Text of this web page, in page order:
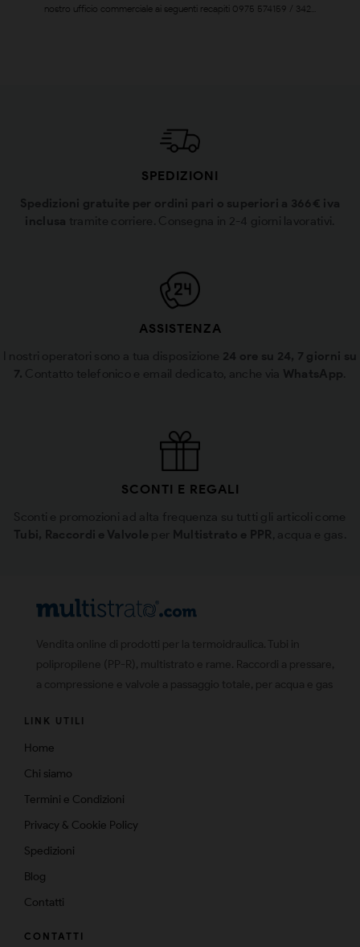
nostro ufficio commerciale ai seguenti recapiti 0975 574159 / 342...
SPEDIZIONI
Spedizioni gratuite per ordini pari o superiori a 366€ iva
inclusa tramite corriere. Consegna in 2-4 giorni lavorativi.
ASSISTENZA
I nostri operatori sono a tua disposizione 24 ore su 24, 7 giorni su
7. Contatto telefonico e email dedicato, anche via WhatsApp
SCONTI E REGALI
Sconti e promozioni ad alta frequenza su tutti gli articoli come
Tubi, Raccordi e Valvole per Multistrato e PPR , acqua e gas.
LINK UTILI
Home
Chi siamo
Termini e Condizioni
Privacy & Cookie Policy
Spedizioni
Blog
Contatti
CONTATTI